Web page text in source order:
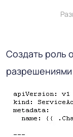
Создать роль